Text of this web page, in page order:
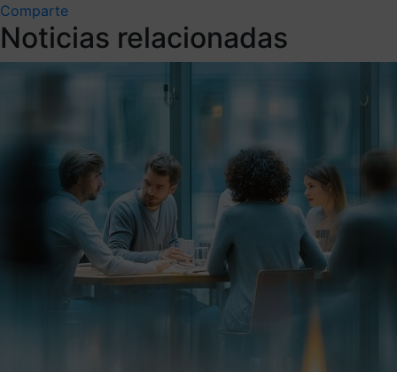
Comparte
Noticias relacionadas